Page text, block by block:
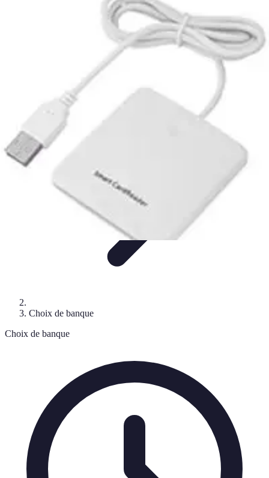
Crédits et Emprunts Frais et Tarifs
Crédits et Financements
Choix de banque
Choix de banque